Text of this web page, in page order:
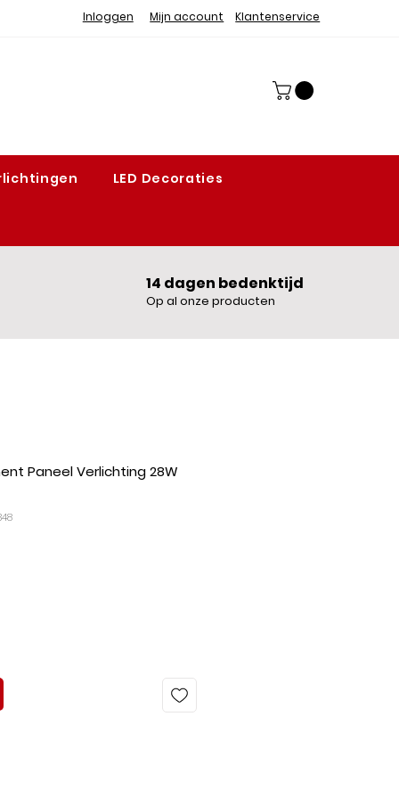
Inloggen Mijn account Klantenservice
LED Decoraties
14 dagen bedenktijd
Op al onze producten
Paneel Verlichting 28W